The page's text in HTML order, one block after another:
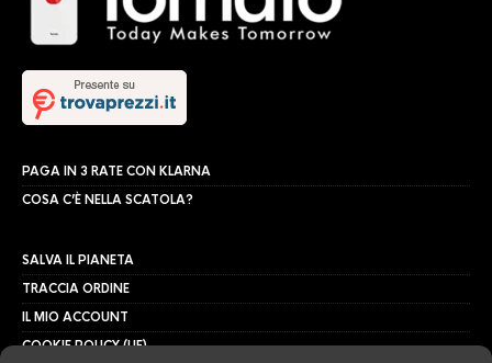
PAGA IN 3 RATE CON KLARNA
COSA C’È NELLA SCATOLA?
SALVA IL PIANETA
TRACCIA ORDINE
IL MIO ACCOUNT
COOKIE POLICY (UE)